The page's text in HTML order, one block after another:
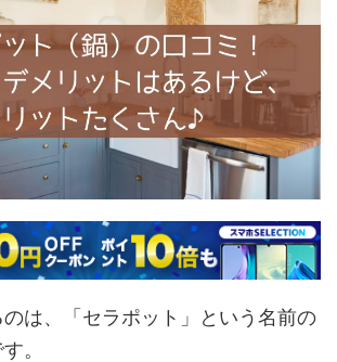
は、「セラポット」という名前の
。